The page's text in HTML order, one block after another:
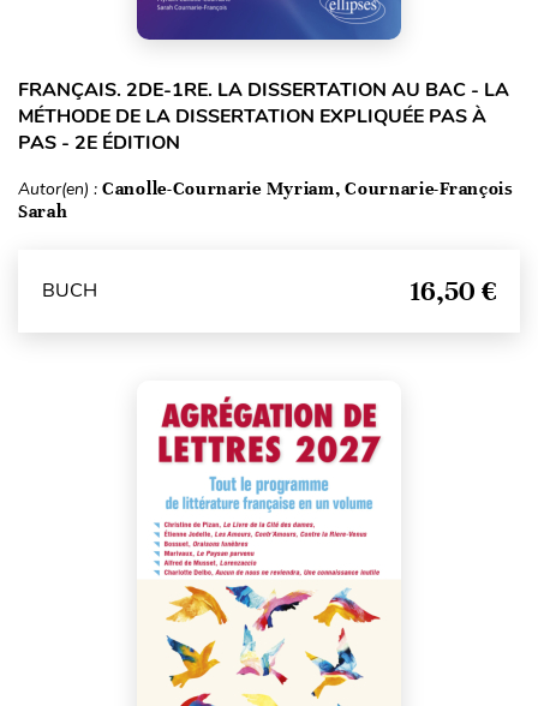
FRANÇAIS. 2DE-1RE. LA DISSERTATION AU BAC - LA
MÉTHODE DE LA DISSERTATION EXPLIQUÉE PAS À
PAS - 2E ÉDITION
Autor(en) : Canolle-Cournarie Myriam, Cournarie-François
Sarah
BUCH 16,50 €